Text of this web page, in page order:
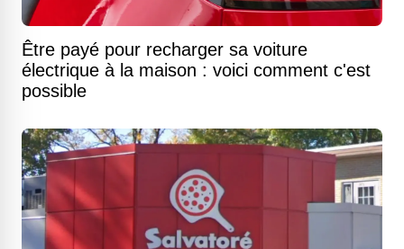
Être payé pour recharger sa voiture
électrique à la maison : voici comment c'est
possible